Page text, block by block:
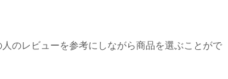
のレビューを参考にしながら商品を選ぶことがで